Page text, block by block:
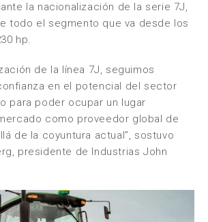
la nacionalización de la serie 7J,
todo el segmento que va desde los
hp.
de la línea 7J, seguimos
en el potencial del sector
para poder ocupar un lugar
como proveedor global de
de la coyuntura actual”, sostuvo
presidente de Industrias John